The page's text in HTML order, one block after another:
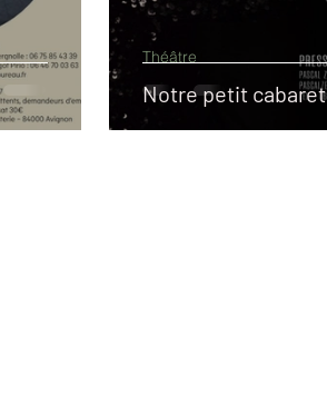
Notre petit cabaret
Théâtre